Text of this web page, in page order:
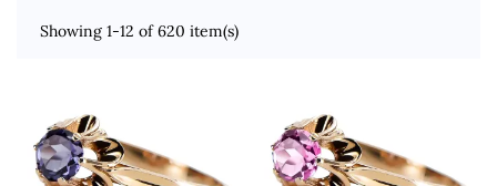
Showing 1-12 of 620 item(s)